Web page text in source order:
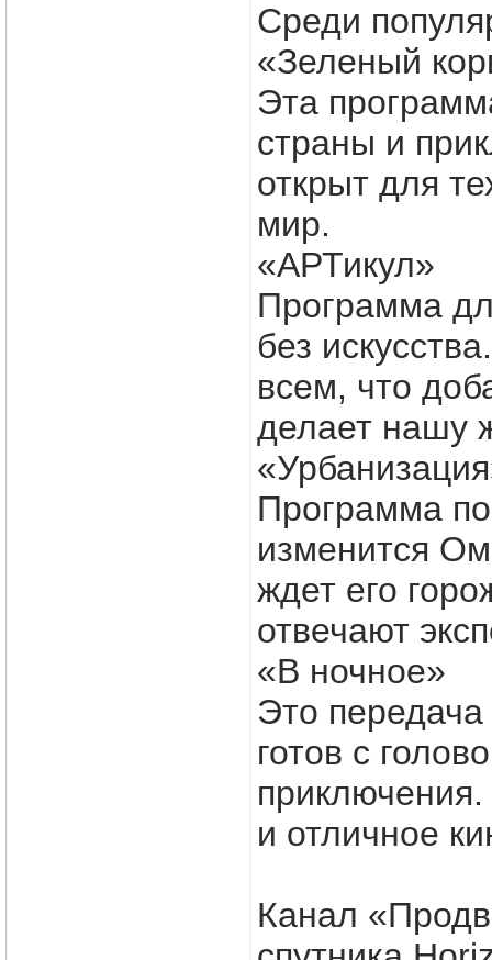
Среди
«Зеленый
Эта
страны и
открыт для
мир.
«АРТикул»
Программа
без
всем, что
делает нашу
Программа
изменится
ждет его
отвечают
«В ночное»
Это передача
готов с
и отличное
Канал